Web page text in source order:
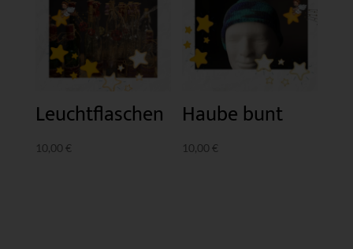
Leuchtflaschen
10,00 €
Haube bunt
10,00 €